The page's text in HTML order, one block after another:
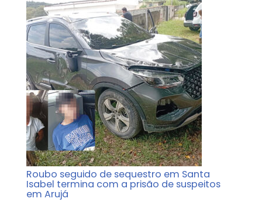
Roubo seguido de sequestro em Santa
Isabel termina com a prisão de suspeitos
em Arujá